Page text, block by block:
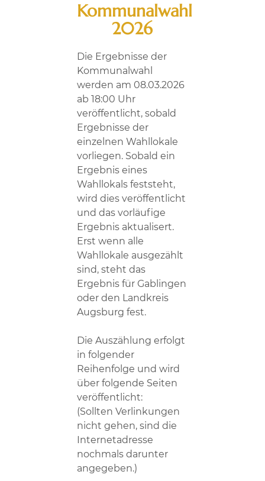
Kommunalwahl
2026
Die Ergebnisse der
Kommunalwahl
werden am 08.03.2026
ab 18:00 Uhr
veröffentlicht, sobald
Ergebnisse der
einzelnen Wahllokale
vorliegen. Sobald ein
Ergebnis eines
Wahllokals feststeht,
wird dies veröffentlicht
und das vorläufige
Ergebnis aktualisert.
Erst wenn alle
Wahllokale ausgezählt
sind, steht das
Ergebnis für Gablingen
oder den Landkreis
Augsburg fest.
Die Auszählung erfolgt
in folgender
Reihenfolge und wird
über folgende Seiten
veröffentlicht:
(Sollten Verlinkungen
nicht gehen, sind die
Internetadresse
nochmals darunter
angegeben.)